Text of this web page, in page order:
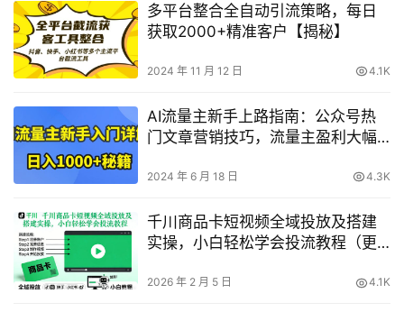
多平台整合全自动引流策略，每日
获取2000+精准客户【揭秘】
2024 年 11 月 12 日 4.1K
AI流量主新手上路指南：公众号热
门文章营销技巧，流量主盈利大幅
2024 年 6 月 18 日 4.3K
千川商品卡短视频全域投放及搭建
实操，小白轻松学会投流教程（更
2026 年 2 月 5 日 4.1K